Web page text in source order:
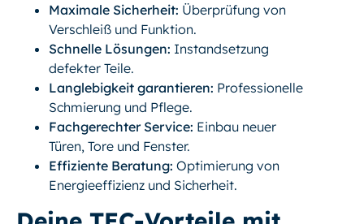
Maximale Sicherheit: Überprüfung von
Verschleiß und Funktion.
Schnelle Lösungen: Instandsetzung
defekter Teile.
Langlebigkeit garantieren: Professionelle
Schmierung und Pflege.
Fachgerechter Service: Einbau neuer
Türen, Tore und Fenster.
Effiziente Beratung: Optimierung von
Energieeffizienz und Sicherheit.